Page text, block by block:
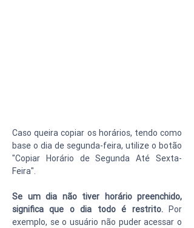
Caso queira copiar os horários, tendo como
base o dia de segunda-feira, utilize o botão
"Copiar Horário de Segunda Até Sexta-
Feira".
Se um dia não tiver horário preenchido,
significa que o dia todo é restrito. Por
exemplo, se o usuário não puder acessar o